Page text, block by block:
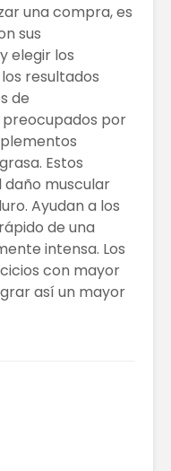
una compra, es
sus
elegir los
resultados
de
preocupados por
Estos
muscular
Ayudan a los
de una
intensa. Los
con mayor
así un mayor